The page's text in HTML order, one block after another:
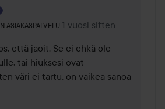
ASIAKASPALVELU
rooli: Lykon asiakaspalvelu .
1 vuosi sitten
Kommentti lisättiin 1
että jaoit. Se ei ehkä ole
tai hiuksesi ovat
väri ei tartu, on vaikea sanoa